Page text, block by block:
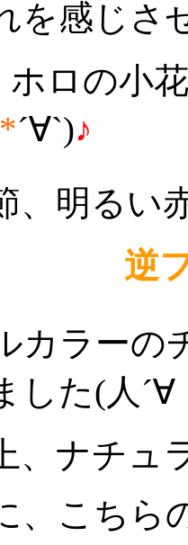
を感じさ
ホロの小
*´∀`)♪
、明るい
逆
カラーの
した(人´∀
、ナチュ
、こちら